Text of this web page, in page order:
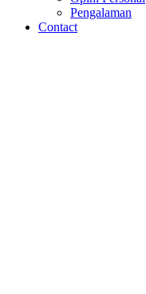
Pengalaman
Contact